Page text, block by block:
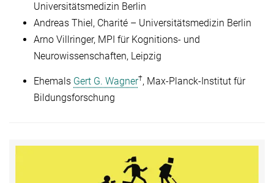
Universitätsmedizin Berlin
Andreas Thiel, Charité – Universitätsmedizin Berlin
Arno Villringer, MPI für Kognitions- und
Neurowissenschaften, Leipzig
Ehemals Gert G. Wagner†, Max-Planck-Institut für
Bildungsforschung